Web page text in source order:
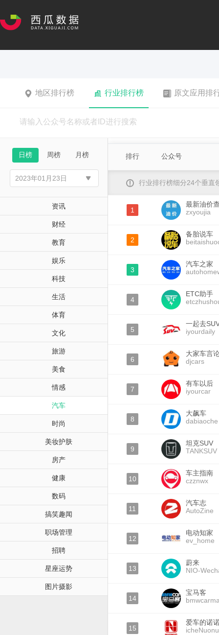
地区排行榜 行业排行榜 原文应用排
日榜 周榜 月榜
资讯
财经
教育
娱乐
科技
生活
体育
文化
旅游
美食
情感
汽车
时尚
美妆护肤
房产
健康
数码
搞笑趣闻
职场管理
招聘
星座运势
图片摄影
排行 公众号
行业排行榜细分24个垂直
1
最新油价
zxyoujia
2
备胎说车
3
汽车之家
4
ETC助手
5
一起去
iyourdaily
6
大家车言
djcars
7
有车以后
iyourcar
8
大飙车
dabiaoche
9
坦克SUV
TANKSUV
10
车主指南
czznwx
11
汽车志
AutoZine
12
电动知家
ev_home
13
蔚来
NIO-
14
宝马客
15
爱车的诺